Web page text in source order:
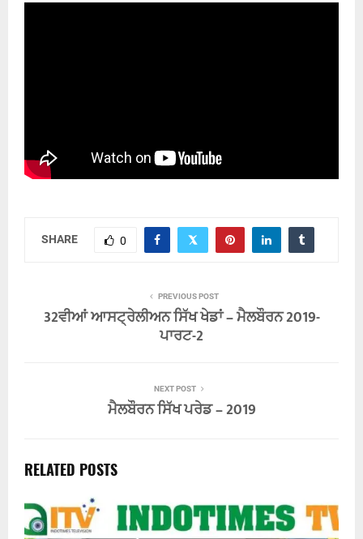
SHARE 0
PREVIOUS POST
32ਵੀਆਂ ਆਸਟ੍ਰੇਲੀਅਨ ਸਿੱਖ ਖੇਡਾਂ – ਮੈਲਬੌਰਨ 2019-
ਪਾਰਟ-2
NEXT POST
ਮੈਲਬੌਰਨ ਸਿੱਖ ਪਰੇਡ – 2019
RELATED POSTS